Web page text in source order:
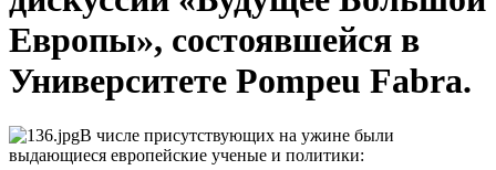
Европы», состоявшейся в
Университете Pompeu Fabra.
В числе присутствующих на ужине были
выдающиеся европейские ученые и политики: